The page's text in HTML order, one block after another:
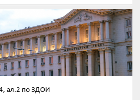
ал.2 по ЗДОИ